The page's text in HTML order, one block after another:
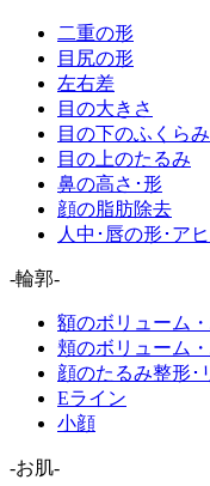
二重の形
目尻の形
左右差
目の大きさ
目の下のふくら
目の上のたるみ
鼻の高さ･形
顔の脂肪除去
人中･唇の形･ア
-輪郭-
額のボリューム・
頬のボリューム
顔のたるみ整形･
Eライン
小顔
-お肌-